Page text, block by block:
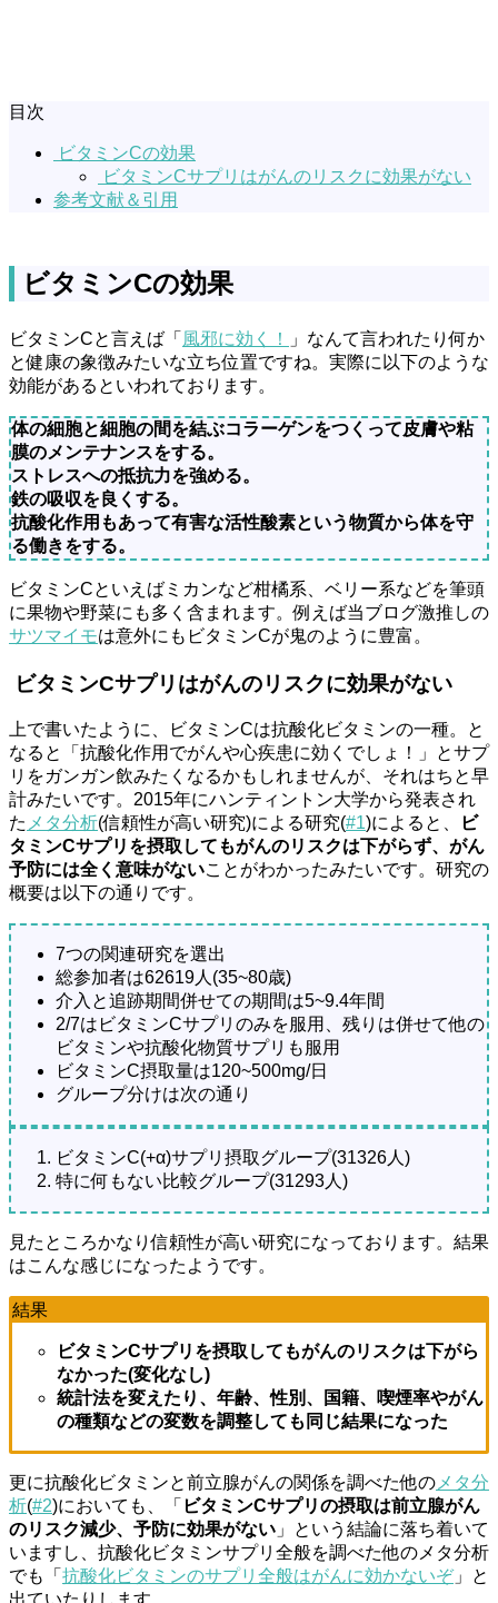
目次
ビタミンCの効果
ビタミンCサプリはがんのリスクに効果がない
参考文献＆引用
ビタミンCの効果
ビタミンCと言えば「 風邪に効く！
」なんて言われたり何か
と健康の象徴みたいな立ち位置ですね。実際に以下のような
効能があるといわれております。
体の細胞と細胞の間を結ぶコラーゲンをつくって皮膚や粘
膜のメンテナンスをする。
ストレスへの抵抗力を強める。
鉄の吸収を良くする。
抗酸化作用もあって有害な活性酸素という物質から体を守
る働きをする。
ビタミンCといえばミカンなど柑橘系、ベリー系などを筆頭
に果物や野菜にも多く含まれます。例えば当ブログ激推しの
サツマイモは意外にもビタミンCが鬼のように豊富。
ビタミンCサプリはがんのリスクに効果がない
上で書いたように、ビタミンCは抗酸化ビタミンの一種。と
なると「抗酸化作用でがんや心疾患に効くでしょ！」とサプ
リをガンガン飲みたくなるかもしれませんが、それはちと早
計みたいです。2015年にハンティントン大学から発表され
た メタ分析(信頼性が高い研究)による研究(#1)によると、
ビ
タミンCサプリを摂取してもがんのリスクは下がらず、がん
予防には全く意味がないことがわかったみたいです。研究の
概要は以下の通りです。
7つの関連研究を選出
総参加者は62619人(35~80歳)
介入と追跡期間併せての期間は5~9.4年間
2/7はビタミンCサプリのみを服用、残りは併せて他の
ビタミンや抗酸化物質サプリも服用
ビタミンC摂取量は120~500mg/日
グループ分けは次の通り
ビタミンC(+α)サプリ摂取グループ(31326人)
特に何もない比較グループ(31293人)
見たところかなり信頼性が高い研究になっております。結果
はこんな感じになったようです。
結果
ビタミンCサプリを摂取してもがんのリスクは下がら
なかった(変化なし)
統計法を変えたり、年齢、性別、国籍、喫煙率やがん
の種類などの変数を調整しても同じ結果になった
更に抗酸化ビタミンと前立腺がんの関係を調べた他の メタ分
析(#2)においても、「 ビタミンCサプリの摂取は前立腺がん
のリスク減少、予防に効果がない 」という結論に落ち着いて
いますし、抗酸化ビタミンサプリ全般を調べた他のメタ分析
でも「 抗酸化ビタミンのサプリ全般はがんに効かないぞ」と